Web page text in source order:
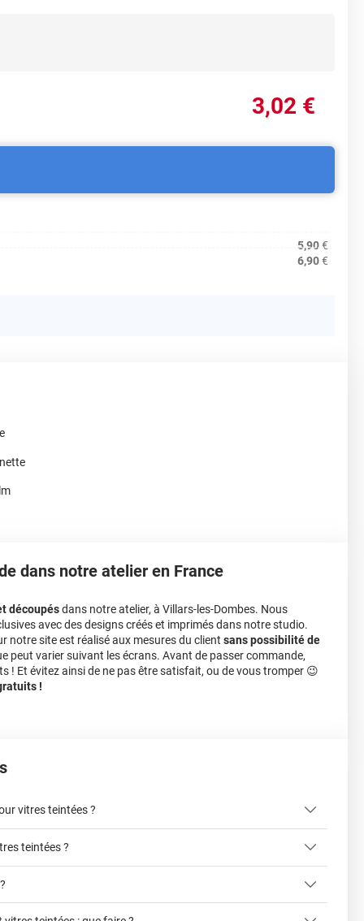
3,02 €
5,90€
6,90€
dans notre atelier en France
découpésdans notre atelier, à Villars-les-Dombes. Nous
avec des designs créés et imprimés dans notre studio.
notre site est réalisé aux mesures du client sans possibilité de
peut varier suivant les écrans. Avant de passer commande,
! Et évitez ainsi de ne pas être satisfait, ou de vous tromper 😉
!
vitres teintées ?
teintées ?